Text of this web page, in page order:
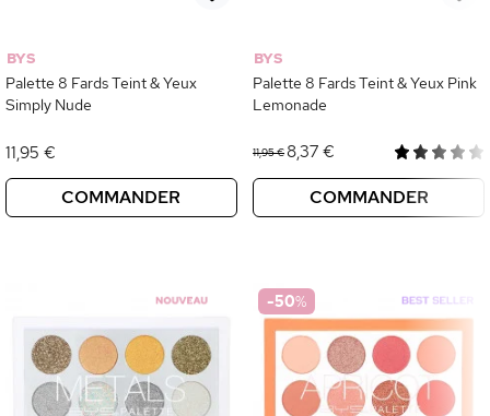
BYS
Palette 8 Fards Teint & Yeux
Simply Nude
11,95 €
COMMANDER
BYS
Palette 8 Fards Teint & Yeux Pink
Lemonade
11,95 € 8,37 €
COMMANDER
-50%